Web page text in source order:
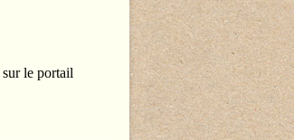
sur le portail